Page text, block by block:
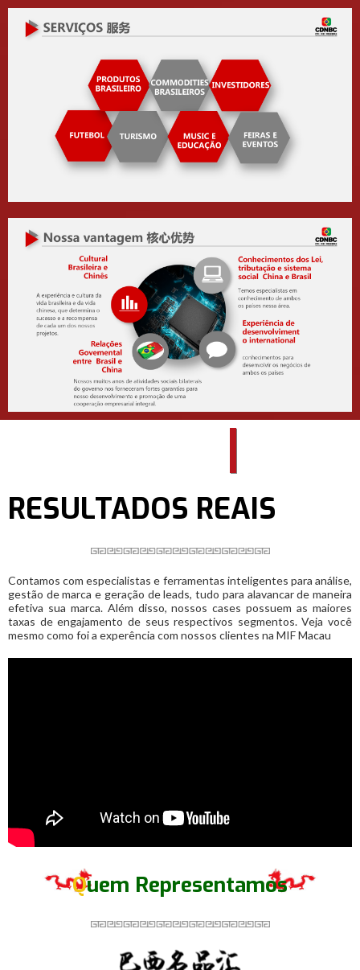
RESULTADOS REAIS
Contamos com especialistas e ferramentas inteligentes para análise,
gestão de marca e geração de leads, tudo para alavancar de maneira
efetiva sua marca. Além disso, nossos cases possuem as maiores
taxas de engajamento de seus respectivos segmentos. Veja você
mesmo como foi a experência com nossos clientes na MIF Macau
Quem Representamos